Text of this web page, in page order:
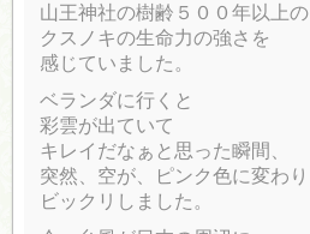
山王神社の樹齢５００年以上の
クスノキの生命力の強さを
感じていました。
ベランダに行くと
彩雲が出ていて
キレイだなぁと思った瞬間、
突然、空が、ピンク色に変わり
ビックリしました。